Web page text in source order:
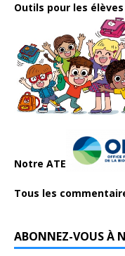
Outils pour les élèves
Notre ATE
Tous les
ABONNEZ-VOUS À